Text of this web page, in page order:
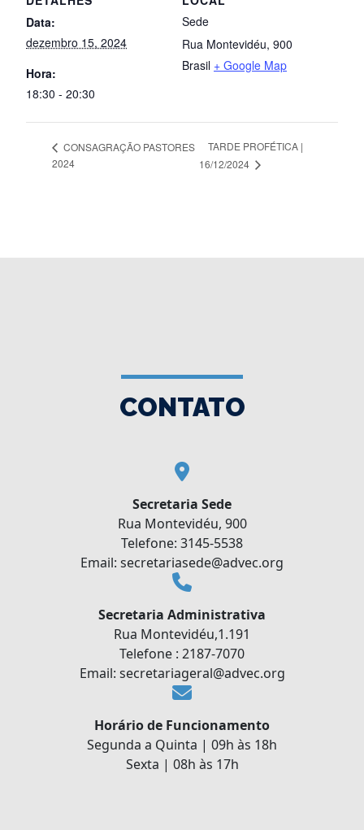
Data:
dezembro 15, 2024
Hora:
18:30 - 20:30
Sede
Rua Montevidéu, 900
Brasil + Google Map
CONSAGRAÇÃO PASTORES
2024
TARDE PROFÉTICA |
16/12/2024
CONTATO
Secretaria Sede
Rua Montevidéu, 900
Telefone: 3145-5538
Email: secretariasede@advec.org
Secretaria Administrativa
Rua Montevidéu,1.191
Telefone : 2187-7070
Email: secretariageral@advec.org
Horário de Funcionamento
Segunda a Quinta | 09h às 18h
Sexta | 08h às 17h